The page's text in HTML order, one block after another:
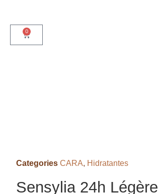
0
Categories CARA, Hidratantes
Sensylia 24h Légère